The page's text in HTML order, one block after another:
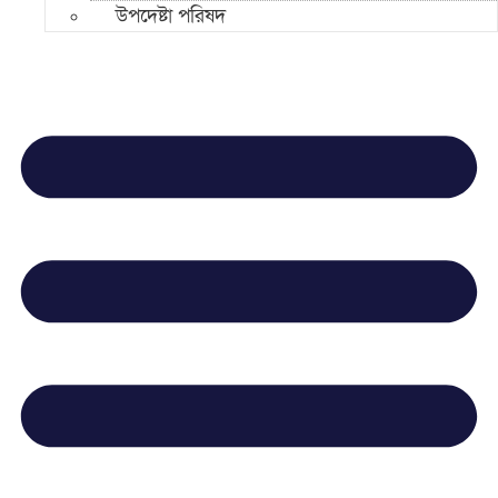
উপদেষ্টা পরিষদ